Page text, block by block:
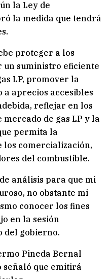
la Ley de
la medida que tendrá
proteger a los
un suministro eficiente
LP, promover la
aprecios accesibles
reflejar en los
de gas LP y la
permita la
los comercialización,
del combustible.
análisis para que mi
no obstante mi
conocer los fines
en la sesión
del gobierno.
Pineda Bernal
señaló que emitirá